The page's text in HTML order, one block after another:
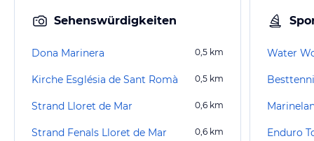
Sehenswürdigkeiten
Dona Marinera 0,5 km
Kirche Església de Sant Romà 0,5 km
Strand Lloret de Mar 0,6 km
Strand Fenals Lloret de Mar 0,6 km
Water
Enduro